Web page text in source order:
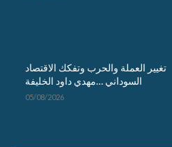
تغيير العملة والحرب وتفكك الاقتصاد
السوداني …مهدي داود الخليفة
05/08/2026